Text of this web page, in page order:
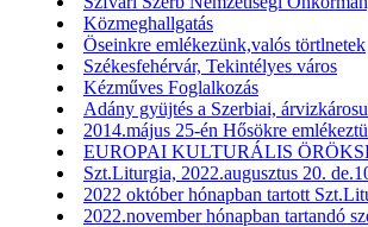
Közmeghallgatás
Öseinkre emlékezünk,valós törtlnetek
Székesfehérvár, Tekintélyes város
Kézműves Foglalkozás
Adány gyüjtés a Szerbiai,
2014.május 25-én Hősökre
EUROPAI KULTURÁLIS
Szt.Liturgia, 2022.augusztus 20.
2022 október hónapban tartott
2022.november hónapban tartandó